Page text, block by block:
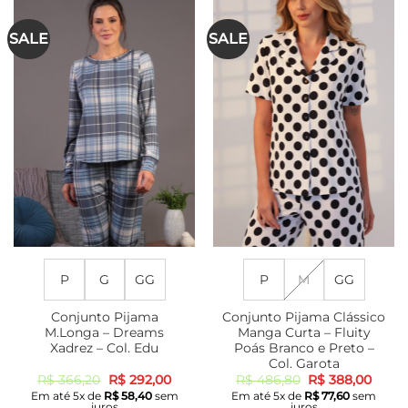
SALE
P G GG
Conjunto Pijama
M.Longa – Dreams
Xadrez – Col. Edu
R$366,20 O
preço
original
R$292,00O
preço
atual
Em até 5x de R$58,40sem
SALE
P M GG
Conjunto Pijama Clássico
Manga Curta – Fluity
Poás Branco e Preto –
Col. Garota
R$486,80 O
preço
original
R$ 388,00O
preço
atual
Em até 5x de R$77,60 sem